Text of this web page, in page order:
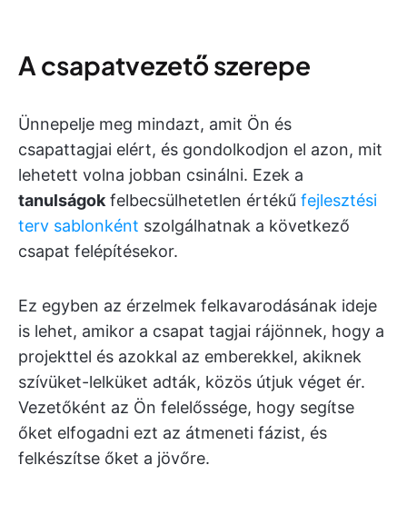
A csapatvezető szerepe
Ünnepelje meg mindazt, amit Ön és
csapattagjai elért, és gondolkodjon el azon, mit
lehetett volna jobban csinálni. Ezek a
tanulságok felbecsülhetetlen értékű fejlesztési
terv sablonként szolgálhatnak a következő
csapat felépítésekor.
Ez egyben az érzelmek felkavarodásának ideje
is lehet, amikor a csapat tagjai rájönnek, hogy a
projekttel és azokkal az emberekkel, akiknek
szívüket-lelküket adták, közös útjuk véget ér.
Vezetőként az Ön felelőssége, hogy segítse
őket elfogadni ezt az átmeneti fázist, és
felkészítse őket a jövőre.